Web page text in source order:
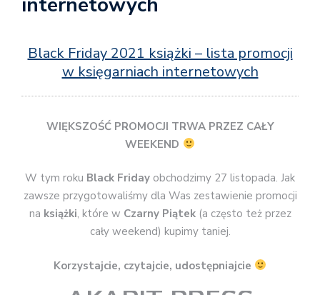
Black Friday 2021 książki – lista promocji
w księgarniach internetowych
WIĘKSZOŚĆ PROMOCJI TRWA PRZEZ CAŁY
WEEKEND
W tym roku Black Friday obchodzimy 27 listopada. Jak
zawsze przygotowaliśmy dla Was zestawienie promocji
na książki, które w Czarny Piątek(a często też przez
cały weekend) kupimy taniej.
Korzystajcie, czytajcie, udostępniajcie